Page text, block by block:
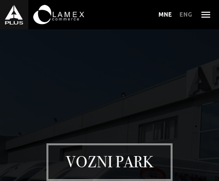
MNE ENG
ALKOHOLNA I BEZALKOHOLNA PIĆA
KOZMETIKA I NJEGA
VOZNI PARK